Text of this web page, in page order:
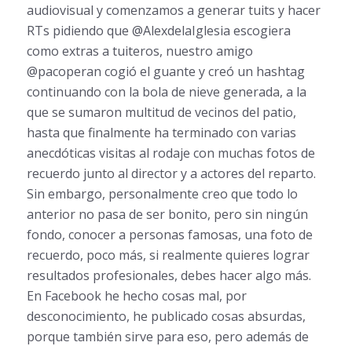
audiovisual y comenzamos a generar tuits y hacer
RTs pidiendo que @AlexdelaIglesia escogiera
como extras a tuiteros, nuestro amigo
@pacoperan cogió el guante y creó un hashtag
continuando con la bola de nieve generada, a la
que se sumaron multitud de vecinos del patio,
hasta que finalmente ha terminado con varias
anecdóticas visitas al rodaje con muchas fotos de
recuerdo junto al director y a actores del reparto.
Sin embargo, personalmente creo que todo lo
anterior no pasa de ser bonito, pero sin ningún
fondo, conocer a personas famosas, una foto de
recuerdo, poco más, si realmente quieres lograr
resultados profesionales, debes hacer algo más.
En Facebook he hecho cosas mal, por
desconocimiento, he publicado cosas absurdas,
porque también sirve para eso, pero además de